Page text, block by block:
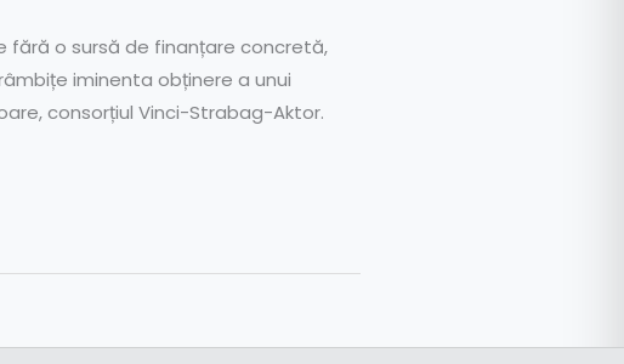
fără o sursă de finanțare concretă,
iminenta obținere a unui
consorțiul Vinci-Strabag-Aktor.